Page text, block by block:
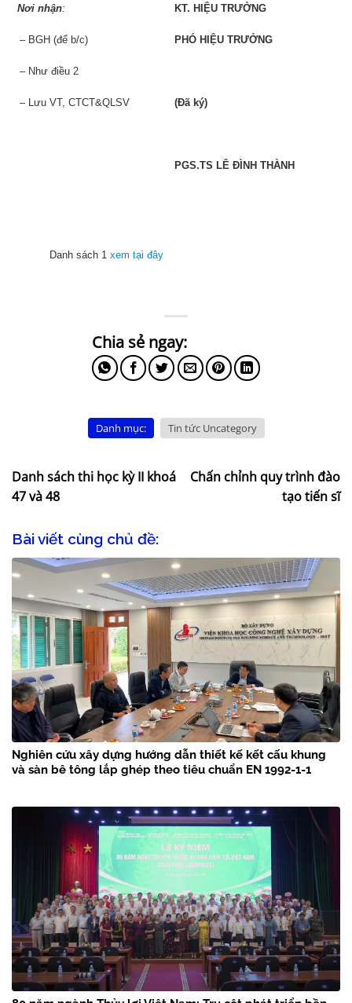
Nơi nhận:
– BGH (để b/c)
– Như điều 2
– Lưu VT, CTCT&QLSV
KT. HIỆU TRƯỞNG
PHÓ HIỆU TRƯỞNG
(Đã ký)
PGS.TS LÊ ĐÌNH THÀNH
Danh sách 1 xem tại đây
Danh mục: Tin tức Uncategory
Danh sách thi học kỳ II khoá
47 và 48
Chấn chỉnh quy trình đào
tạo tiến sĩ
Bài viết cùng chủ đề:
Nghiên cứu xây dựng hướng dẫn thiết kế kết cấu khung
và sàn bê tông lắp ghép theo tiêu chuẩn EN 1992-1-1